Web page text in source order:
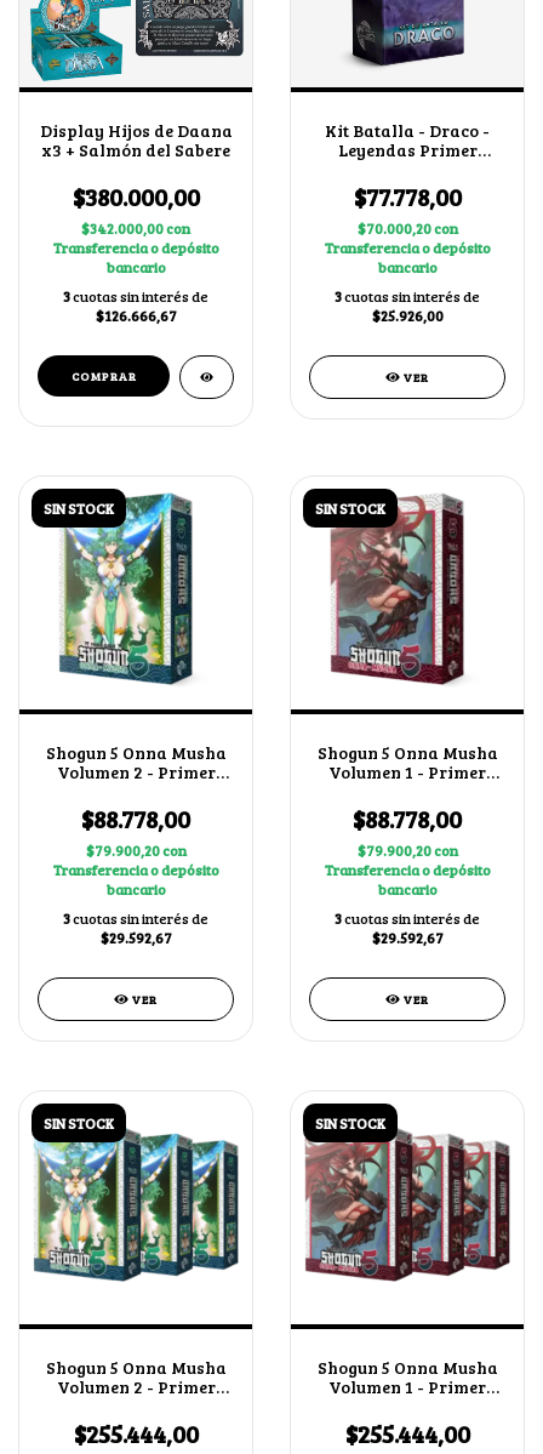
Display Hijos de Daana
x3 + Salmón del Sabere
$380.000,00
$342.000,00con
Transferencia o depósito
bancario
3cuotas sin interés de
$126.666,67
Kit Batalla - Draco -
Leyendas Primer
$77.778,00
$70.000,20con
Transferencia o depósito
bancario
3cuotas sin interés de
$25.926,00
VER
SIN STOCK
Shogun 5 Onna Musha
Volumen 2 - Primer
$88.778,00
$79.900,20con
Transferencia o depósito
bancario
3cuotas sin interés de
$29.592,67
VER
SIN STOCK
Shogun 5 Onna Musha
Volumen 1 - Primer
$88.778,00
$79.900,20con
Transferencia o depósito
bancario
3cuotas sin interés de
$29.592,67
VER
SIN STOCK
Shogun 5 Onna Musha
Volumen 2 - Primer
X3
$255.444,00
SIN STOCK
Shogun 5 Onna Musha
Volumen 1 - Primer
X3
$255.444,00